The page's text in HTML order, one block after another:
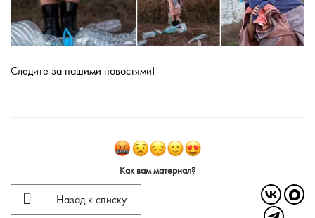
Следите за нашими новостями!
Как вам материал?
Назад к списку